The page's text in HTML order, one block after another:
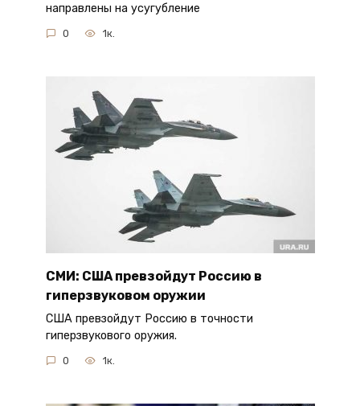
направлены на усугубление
0 1к.
СМИ: США превзойдут Россию в
гиперзвуковом оружии
США превзойдут Россию в точности
гиперзвукового оружия.
0 1к.